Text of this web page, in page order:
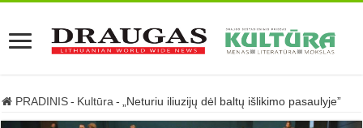
PRADINIS - Kultūra - „Neturiu iliuzijų dėl baltų išlikimo pasaulyje”